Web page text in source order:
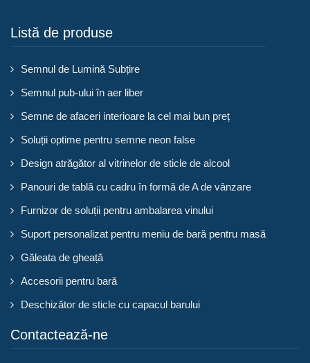
Listă de produse
Semnul de Lumină Subțire
Semnul pub-ului în aer liber
Semne de afaceri interioare la cel mai bun preț
Soluții optime pentru semne neon false
Design atrăgător al vitrinelor de sticle de alcool
Panouri de tablă cu cadru în formă de A de vânzare
Furnizor de soluții pentru ambalarea vinului
Suport personalizat pentru meniu de bară pentru masă
Găleata de gheață
Accesorii pentru bară
Deschizător de sticle cu capacul barului
Contactează-ne